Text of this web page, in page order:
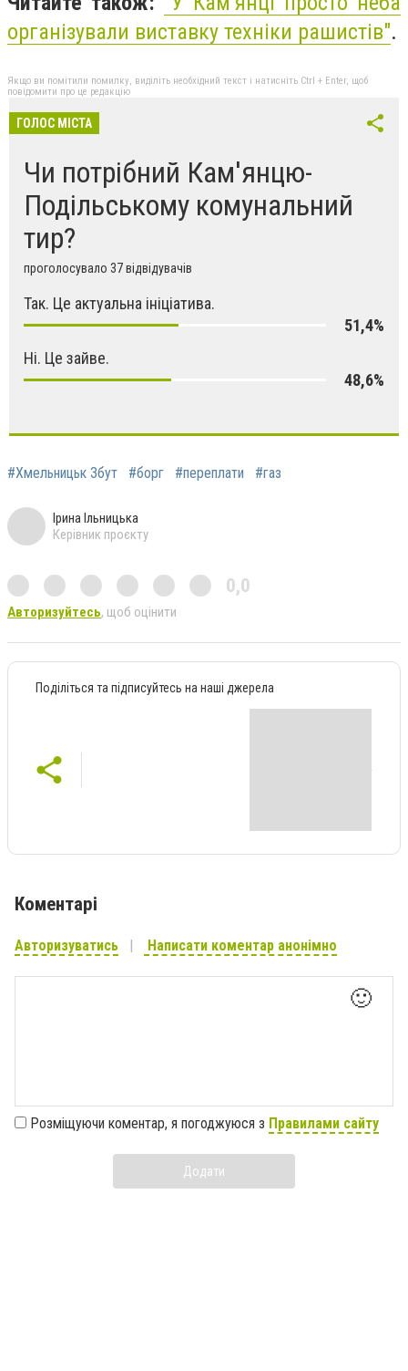
організували виставку техніки рашистів".
Якщо ви помітили помилку, виділіть необхідний текст і натисніть Ctrl + Enter, щоб
повідомити про це редакцію
ГОЛОС МІСТА
Чи потрібний Кам'янцю-
Подільському комунальний
тир?
проголосувало 37 відвідувачів
Так. Це актуальна ініціатива.
51,4%
Ні. Це зайве.
48,6%
#Хмельницьк Збут #борг #переплати #газ
Ірина Ільницька
Керівник проєкту
0,0
Авторизуйтесь, щоб оцінити
Поділіться та підписуйтесь на наші джерела
Коментарі
Авторизуватись Написати коментар анонімно
🙂
Розміщуючи коментар, я погоджуюся з Правилами сайту
Додати